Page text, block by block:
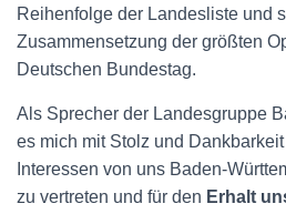
Reihenfolge der Landesliste und
Zusammensetzung der größten
Deutschen Bundestag.
Als Sprecher der Landesgruppe
es mich mit Stolz und
Interessen von uns Baden-
zu vertreten und für den Erhalt